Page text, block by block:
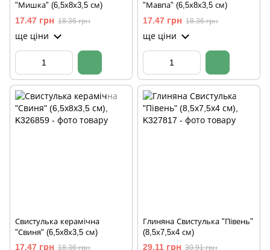
"Мишка" (6,5х8х3,5 см)
17.47 грн 18.36 грн
ще ціни
"Мавпа" (6,5х8х3,5 см)
17.47 грн 18.36 грн
ще ціни
Свистулька керамічна
"Свиня" (6,5х8х3,5 см)
17.47 грн 18.36 грн
Глиняна Свистулька "Півень"
(8,5х7,5х4 см)
29.11 грн 30.91 грн